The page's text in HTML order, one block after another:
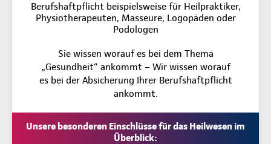
Berufshaftpflicht beispielsweise für Heilpraktiker,
Physiotherapeuten, Masseure, Logopäden oder
Podologen
Sie wissen worauf es bei dem Thema
„Gesundheit“ ankommt – Wir wissen worauf
es bei der Absicherung Ihrer Berufshaftpflicht
ankommt.
Unsere besonderen Einschlüsse für das Heilwesen im
Überblick: